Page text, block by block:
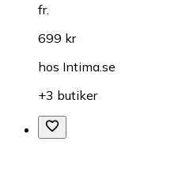
fr.
699 kr
hos Intima.se
+3 butiker